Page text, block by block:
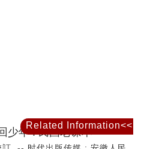
少年 : 民国老课本
Related Information<<